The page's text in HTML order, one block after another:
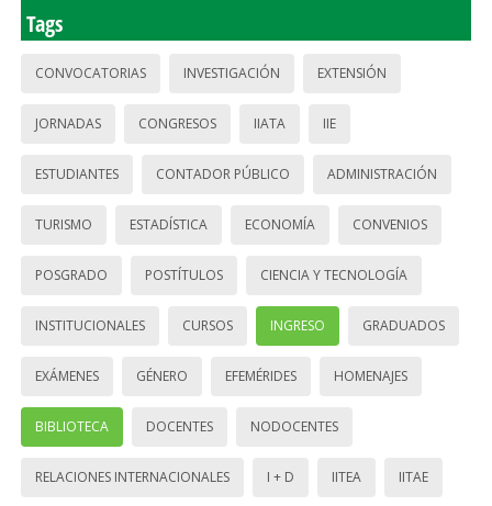
Tags
CONVOCATORIAS INVESTIGACIÓN EXTENSIÓN
JORNADAS CONGRESOS IIATA IIE
ESTUDIANTES CONTADOR PÚBLICO ADMINISTRACIÓN
TURISMO ESTADÍSTICA ECONOMÍA CONVENIOS
POSGRADO POSTÍTULOS CIENCIA Y TECNOLOGÍA
INSTITUCIONALES CURSOS INGRESO GRADUADOS
EXÁMENES GÉNERO EFEMÉRIDES HOMENAJES
BIBLIOTECA DOCENTES NODOCENTES
RELACIONES INTERNACIONALES I + D IITEA IITAE